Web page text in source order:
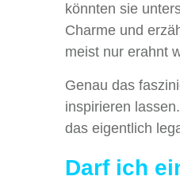
könnten sie
Charme und
meist nur erahnt
Genau das
inspirieren
das eigentlich
Darf ich